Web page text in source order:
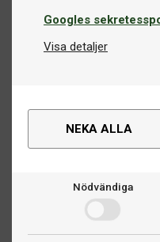
Googles
Visa detaljer
NEKA ALLA
Nödvändiga